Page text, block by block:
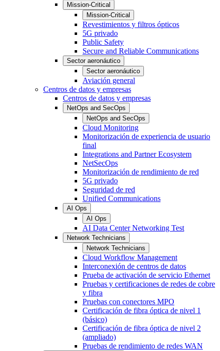
Mission-Critical
Mission-Critical
Revestimientos y filtros ópticos
5G privado
Public Safety
Secure and Reliable Communications
Sector aeronáutico
Sector aeronáutico
Aviación general
Centros de datos y empresas
Centros de datos y empresas
NetOps and SecOps
NetOps and SecOps
Cloud Monitoring
Monitorización de experiencia de usuario
final
Integrations and Partner Ecosystem
NetSecOps
Monitorización de rendimiento de red
5G privado
Seguridad de red
Unified Communications
AI Ops
AI Ops
AI Data Center Networking Test
Network Technicians
Network Technicians
Cloud Workflow Management
Interconexión de centros de datos
Prueba de activación de servicio Ethernet
Pruebas y certificaciones de redes de cobre
y fibra
Pruebas con conectores MPO
Certificación de fibra óptica de nivel 1
(básico)
Certificación de fibra óptica de nivel 2
(ampliado)
Pruebas de rendimiento de redes WAN